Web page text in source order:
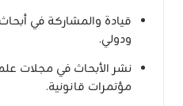
قيادة والمشاركة في
ودولي.
نشر الأبحاث في مجلات
مؤتمرات قانونية.